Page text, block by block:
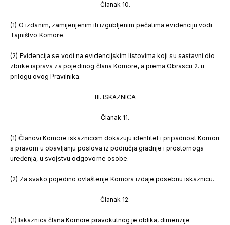
Članak 10.
(1) O izdanim, zamijenjenim ili izgubljenim pečatima evidenciju vodi
Tajništvo Komore.
(2) Evidencija se vodi na evidencijskim listovima koji su sastavni dio
zbirke isprava za pojedinog člana Komore, a prema Obrascu 2. u
prilogu ovog Pravilnika.
III. ISKAZNICA
Članak 11.
(1) Članovi Komore iskaznicom dokazuju identitet i pripadnost Komori
s pravom u obavljanju poslova iz područja gradnje i prostornoga
uređenja, u svojstvu odgovorne osobe.
(2) Za svako pojedino ovlaštenje Komora izdaje posebnu iskaznicu.
Članak 12.
(1) Iskaznica člana Komore pravokutnog je oblika, dimenzije